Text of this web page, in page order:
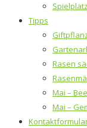
Spielplatz
Tipps
Rasen
Mai –
Mai –